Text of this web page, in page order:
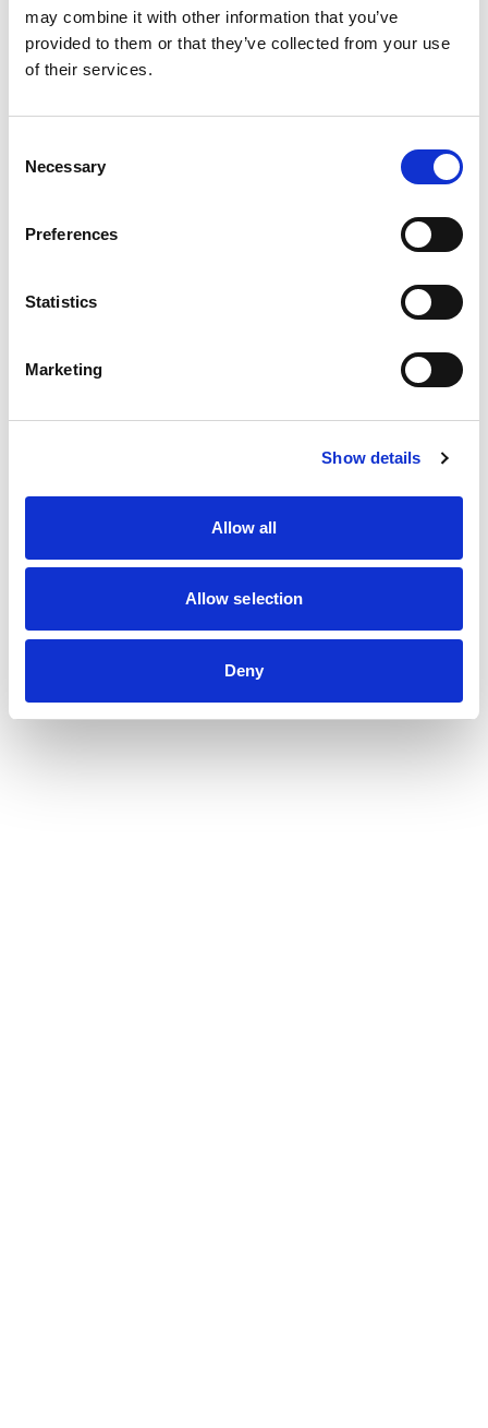
may combine it with other information that you’ve
provided to them or that they’ve collected from your use
of their services.
Selection
Necessary
Preferences
Statistics
Marketing
Show details
Allow all
Allow selection
Deny